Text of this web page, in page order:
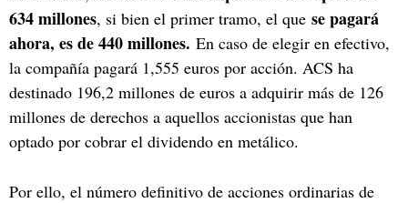
634 millones, si bien el primer tramo, el que se pagará
ahora, es de 440 millones. En caso de elegir en efectivo,
la compañía pagará 1,555 euros por acción. ACS ha
destinado 196,2 millones de euros a adquirir más de 126
millones de derechos a aquellos accionistas que han
optado por cobrar el dividendo en metálico.
Por ello, el número definitivo de acciones ordinarias de